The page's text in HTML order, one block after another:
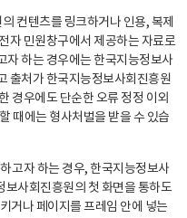
컨텐츠를 링크하거나 인용, 복제
자 민원창구에서 제공하는 자료로
자 하는 경우에는 한국지능정보사
출처가 한국지능정보사회진흥원
경우에도 단순한 오류 정정 이외
때에는 형사처벌을 받을 수 있습
고자 하는 경우, 한국지능정보사
사회진흥원의 첫 화면을 통하도
거나 페이지를 프레임 안에 넣는